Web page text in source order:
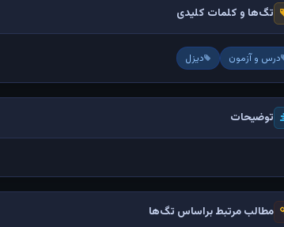
تگ‌ها و کلمات کلیدی
درس و آزمون دیزل
توضیحات
مطالب مرتبط براساس تگ‌ها